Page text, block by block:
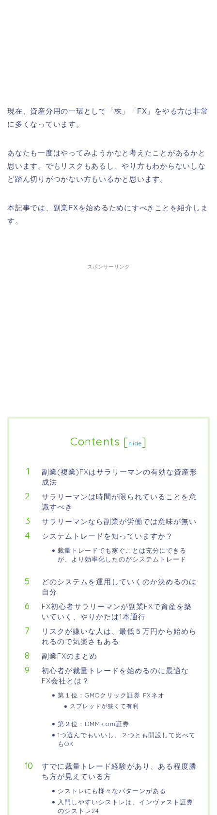
現在、資産分用の一環として「株」「FX」をやる方は非常
に多くなっています。
あなたも一度はやってみようかなと考えたことがあるかと
思います。でもリスクもあるし、やり方もわからないしな
ど踏ん切りがつかない方もいるかと思います。
本記事では、副業FXを始めるためにすべきことを紹介しま
す。
スポンサーリンク
Contents [hide]
副業(複業)FXはサラリーマンの有効な資産形
成法
サラリーマンは時間が限られていることを意
識すべき
サラリーマンなら副業が労働では意味が無い
システムトレードを知っていますか？
裁量トレードでも稼ぐことは充分にできる
が、より効率化したのがシステムトレード
どのシステムを運用していくのか決めるのは
自分
FX初心者サラリーマンが副業FXで資産を築
いていく、やりかたは1本通行
リスクが嫌いな人は、最低５万円から始めら
れるので気楽さもある
副業FXのまとめ
初心者が裁量トレードを始めるのに最適な
FX会社とは？
第１位：GMOクリック証券 FXネオ
スプレッドが狭くて有利
第２位：DMM.com証券
1つ選んでもいいし、２つとも開設して比べて
もOK
すでに裁量トレード経験があり、ある程度勝
ち方が見えている方
シストレにも様々なパターンがある
入門しやすいシストレは、インヴァスト証券
のシストレ24